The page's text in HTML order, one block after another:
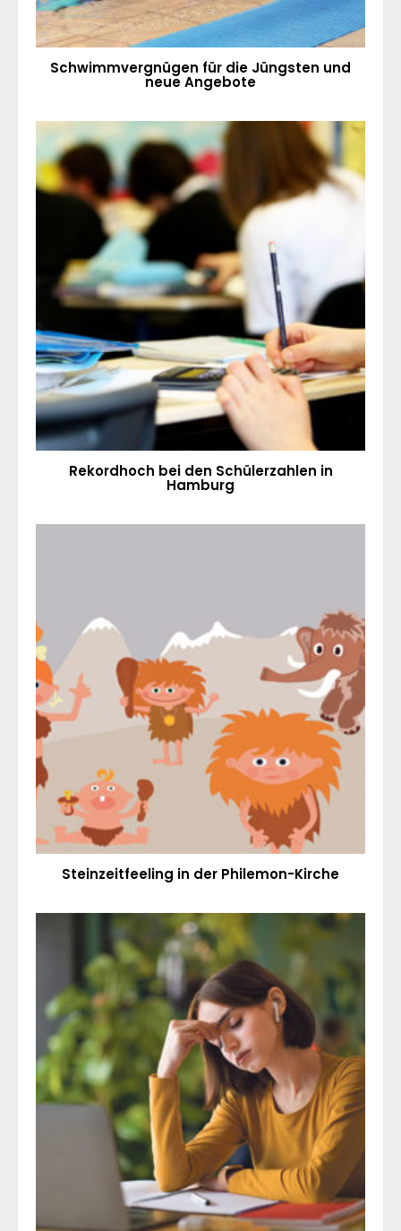
Schwimmvergnügen für die Jüngsten und
neue Angebote
Rekordhoch bei den Schülerzahlen in
Hamburg
Steinzeitfeeling in der Philemon-Kirche